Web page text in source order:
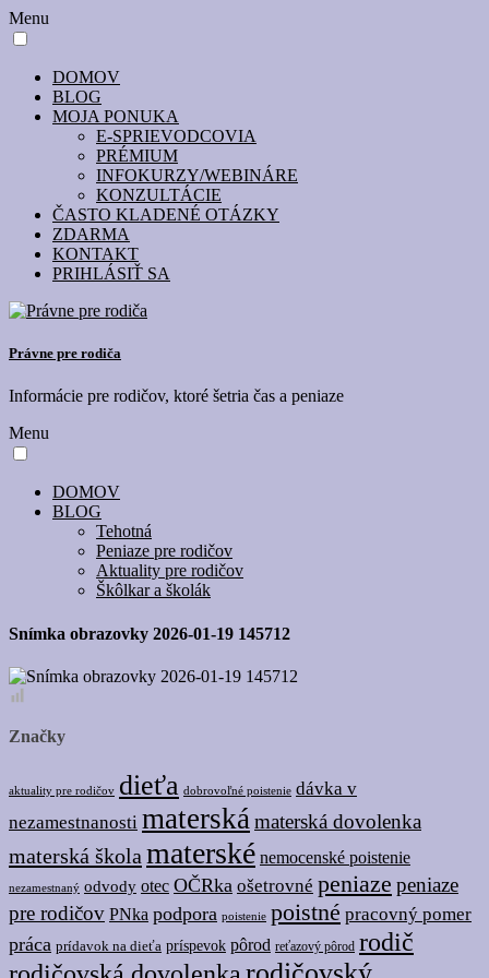
Menu
DOMOV
BLOG
MOJA PONUKA
E-SPRIEVODCOVIA
PRÉMIUM
INFOKURZY/WEBINÁRE
KONZULTÁCIE
ČASTO KLADENÉ OTÁZKY
ZDARMA
KONTAKT
PRIHLÁSIŤ SA
Právne pre rodiča
Informácie pre rodičov, ktoré šetria čas a peniaze
Menu
DOMOV
BLOG
Tehotná
Peniaze pre rodičov
Aktuality pre rodičov
Škôlkar a školák
Snímka obrazovky 2026-01-19 145712
Značky
aktuality pre rodičov dieťa dobrovoľné poistenie dávka v
nezamestnanosti materskámaterská dovolenka
materská školamaterské nemocenské poistenie
nezamestnaný odvody otec OČRka ošetrovné peniaze peniaze
pre rodičov PNka podpora poistenie poistné pracovný pomer
práca prídavok na dieťa príspevok pôrod reťazový pôrod rodič